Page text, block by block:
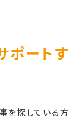
ポートす
を探している方